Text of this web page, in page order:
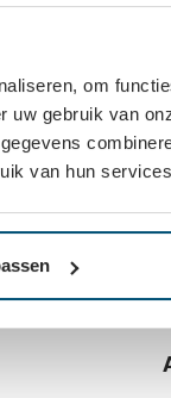
om
gebruik van
van hun
je ook
is
en de